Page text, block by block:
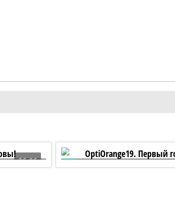
06:06 OptiOrange19. Первый